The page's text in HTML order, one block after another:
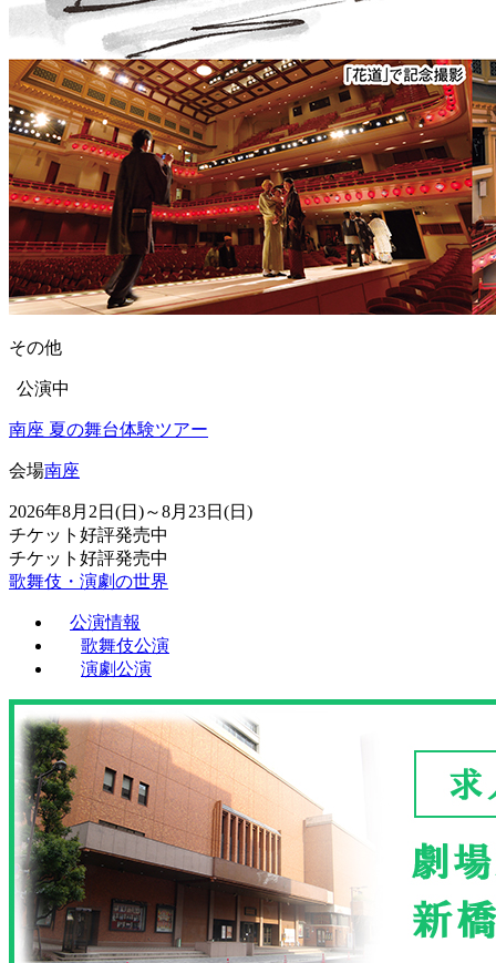
その他
公演中
南座 夏の舞台体験ツアー
会場南座
2026年8月2日(日)～8月23日(日)
チケット好評発売中
チケット好評発売中
歌舞伎・演劇の世界
公演情報
歌舞伎公演
演劇公演